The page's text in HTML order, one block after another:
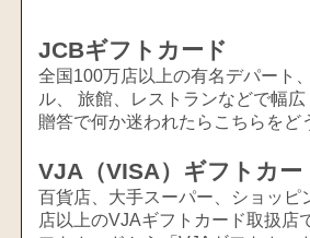
JCBギフトカード
全国100万店以上の有名デパート
ル、 旅館、レストランなどで幅
贈答で何か迷われたらこちらをど
VJA（VISA）ギフトカー
百貨店、大手スーパー、ショッ
店以上のVJAギフトカード取扱店